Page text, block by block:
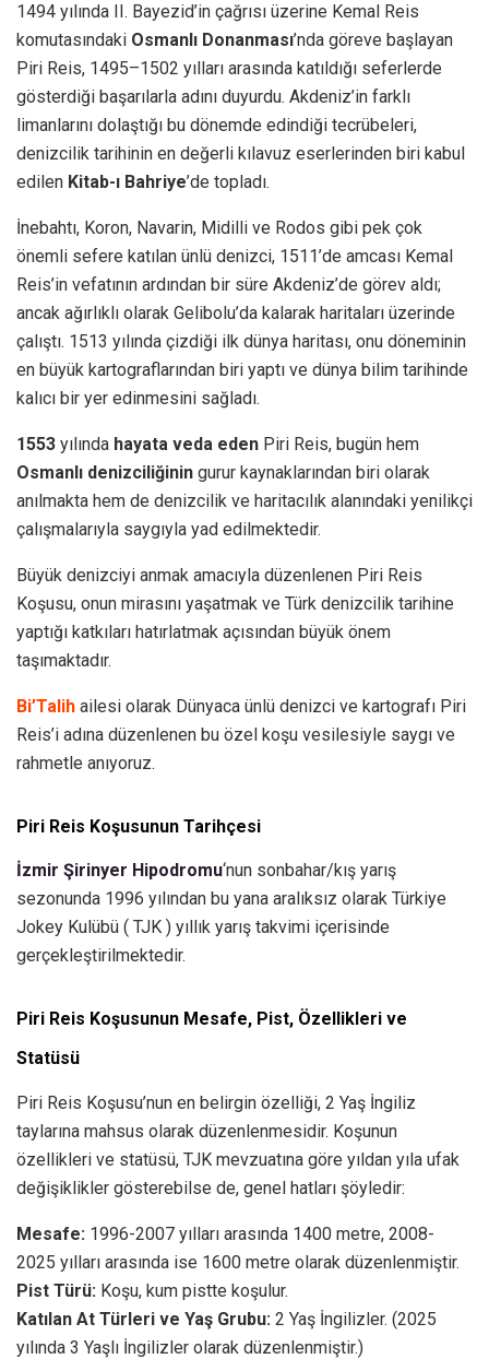
1494 yılında II. Bayezid’in çağrısı üzerine Kemal Reis
komutasındaki Osmanlı Donanması’nda göreve başlayan
Piri Reis, 1495–1502 yılları arasında katıldığı seferlerde
gösterdiği başarılarla adını duyurdu. Akdeniz’in farklı
limanlarını dolaştığı bu dönemde edindiği tecrübeleri,
denizcilik tarihinin en değerli kılavuz eserlerinden biri kabul
edilen Kitab-ı Bahriye’de topladı.
İnebahtı, Koron, Navarin, Midilli ve Rodos gibi pek çok
önemli sefere katılan ünlü denizci, 1511’de amcası Kemal
Reis’in vefatının ardından bir süre Akdeniz’de görev aldı;
ancak ağırlıklı olarak Gelibolu’da kalarak haritaları üzerinde
çalıştı. 1513 yılında çizdiği ilk dünya haritası, onu döneminin
en büyük kartograflarından biri yaptı ve dünya bilim tarihinde
kalıcı bir yer edinmesini sağladı.
1553 yılında hayata veda eden Piri Reis, bugün hem
Osmanlı denizciliğinin gurur kaynaklarından biri olarak
anılmakta hem de denizcilik ve haritacılık alanındaki yenilikçi
çalışmalarıyla saygıyla yad edilmektedir.
Büyük denizciyi anmak amacıyla düzenlenen Piri Reis
Koşusu, onun mirasını yaşatmak ve Türk denizcilik tarihine
yaptığı katkıları hatırlatmak açısından büyük önem
taşımaktadır.
Bi’Talih ailesi olarak Dünyaca ünlü denizci ve kartografı Piri
Reis’i adına düzenlenen bu özel koşu vesilesiyle saygı ve
rahmetle anıyoruz.
Piri Reis Koşusunun Tarihçesi
İzmir Şirinyer Hipodromu‘nun sonbahar/kış yarış
sezonunda 1996 yılından bu yana aralıksız olarak Türkiye
Jokey Kulübü ( TJK ) yıllık yarış takvimi içerisinde
gerçekleştirilmektedir.
Piri Reis Koşusunun Mesafe, Pist, Özellikleri ve
Statüsü
Piri Reis Koşusu’nun en belirgin özelliği, 2 Yaş İngiliz
taylarına mahsus olarak düzenlenmesidir. Koşunun
özellikleri ve statüsü, TJK mevzuatına göre yıldan yıla ufak
değişiklikler gösterebilse de, genel hatları şöyledir:
Mesafe: 1996-2007 yılları arasında 1400 metre, 2008-
2025 yılları arasında ise 1600 metre olarak düzenlenmiştir.
Pist Türü: Koşu, kum pistte koşulur.
Katılan At Türleri ve Yaş Grubu: 2 Yaş İngilizler. (2025
yılında 3 Yaşlı İngilizler olarak düzenlenmiştir.)